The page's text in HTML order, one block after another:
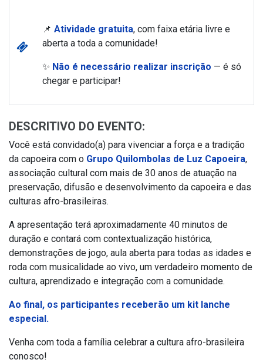
📌 Atividade gratuita, com faixa etária livre e
aberta a toda a comunidade!
✨ Não é necessário realizar inscrição — é só
chegar e participar!
DESCRITIVO DO EVENTO:
Você está convidado(a) para vivenciar a força e a tradição
da capoeira com o Grupo Quilombolas de Luz Capoeira,
associação cultural com mais de 30 anos de atuação na
preservação, difusão e desenvolvimento da capoeira e das
culturas afro-brasileiras.
A apresentação terá aproximadamente 40 minutos de
duração e contará com contextualização histórica,
demonstrações de jogo, aula aberta para todas as idades e
roda com musicalidade ao vivo, um verdadeiro momento de
cultura, aprendizado e integração com a comunidade.
Ao final, os participantes receberão um kit lanche
especial.
Venha com toda a família celebrar a cultura afro-brasileira
conosco!